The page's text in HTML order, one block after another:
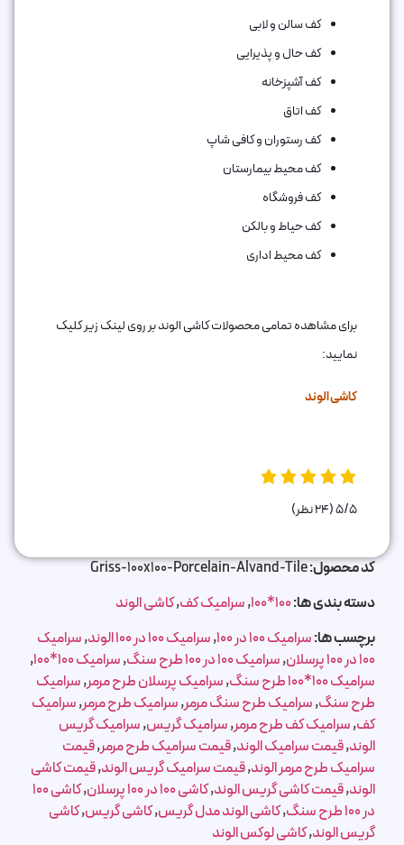
کف سالن و لابی
کف حال و پذیرایی
کف آشپزخانه
کف اتاق‌
کف رستوران و کافی شاپ
کف محیط بیمارستان
کف فروشگاه
کف حیاط و بالکن
کف محیط اداری
برای مشاهده تمامی محصولات کاشی الوند بر روی لینک زیر کلیک
نمایید:
کاشی الوند
5/5(24 نظر)
کد محصول:Griss-100x100-Porcelain-Alvand-Tile
دسته بندی ها:100*100
,سرامیک کف,کاشی الوند
برچسب ها:سرامیک 100 در 100 ,سرامیک 100 در 100 الوند ,سرامیک
100 در 100 پرسلان
,سرامیک 100 در 100 طرح سنگ ,سرامیک 100*100
,
سرامیک 100*100 طرح سنگ
,سرامیک پرسلان طرح مرمر,سرامیک
طرح سنگ,سرامیک طرح سنگ مرمر,سرامیک طرح مرمر,سرامیک
کف,سرامیک کف طرح مرمر,سرامیک گریس,سرامیک گریس
الوند,قیمت سرامیک الوند,قیمت سرامیک طرح مرمر,قیمت
سرامیک طرح مرمر الوند,قیمت سرامیک گریس الوند,قیمت کاشی
الوند,قیمت کاشی گریس الوند,کاشی 100 در 100 پرسلان ,
کاشی 100
در 100 طرح سنگ
,کاشی الوند مدل گریس,کاشی گریس,کاشی
گریس الوند,کاشی لوکس الوند